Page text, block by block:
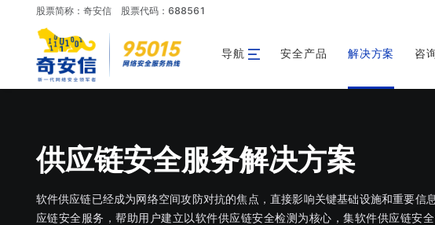
股票简称：奇安信 股票代码：688561
导航 安全产品 解决方案 咨
供应链安全服务解决方案
软件供应链已经成为网络空间攻防对抗的焦点，直接影响关键基础设施和重要信
应链安全服务，帮助用户建立以软件供应链安全检测为核心，集软件供应链安